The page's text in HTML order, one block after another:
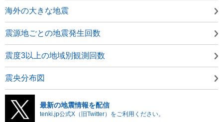
海外の大きな地震
震源地ごとの地震発生回数
震度3以上の地域別観測回数
震央分布図
最新の地震情報を配信
tenki.jp公式X（旧Twitter）をご利用ください。